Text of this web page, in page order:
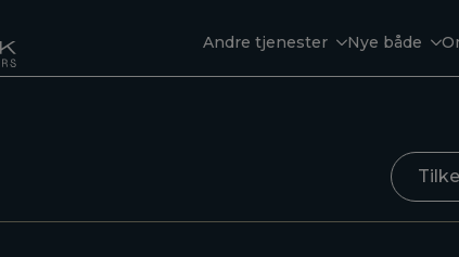
Andre tjenester Nye både